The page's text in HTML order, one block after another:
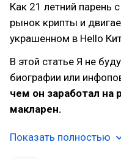
Как 21 летний парень
рынок крипты и
украшенном в Hello
В этой статье Я не
биографии или
чем он заработал на
макларен.
Показать полностью